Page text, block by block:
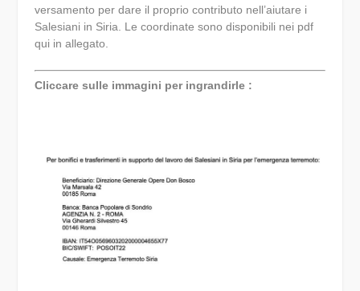
versamento per dare il proprio contributo nell’aiutare i
Salesiani in Siria. Le coordinate sono disponibili nei pdf
qui in allegato.
Cliccare sulle immagini per ingrandirle :